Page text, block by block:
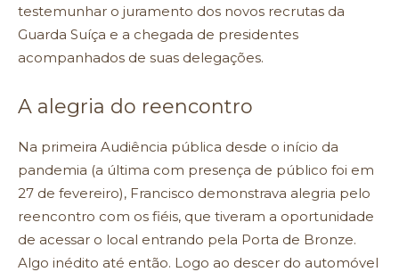
testemunhar o juramento dos novos recrutas da
Guarda Suíça e a chegada de presidentes
acompanhados de suas delegações.
A alegria do reencontro
Na primeira Audiência pública desde o início da
pandemia (a última com presença de público foi em
27 de fevereiro), Francisco demonstrava alegria pelo
reencontro com os fiéis, que tiveram a oportunidade
de acessar o local entrando pela Porta de Bronze.
Algo inédito até então. Logo ao descer do automóvel